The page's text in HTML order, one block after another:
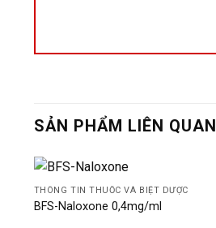
SẢN PHẨM LIÊN QUAN
THÔNG TIN THUỐC VÀ BIỆT DƯỢC
BFS-Naloxone 0,4mg/ml